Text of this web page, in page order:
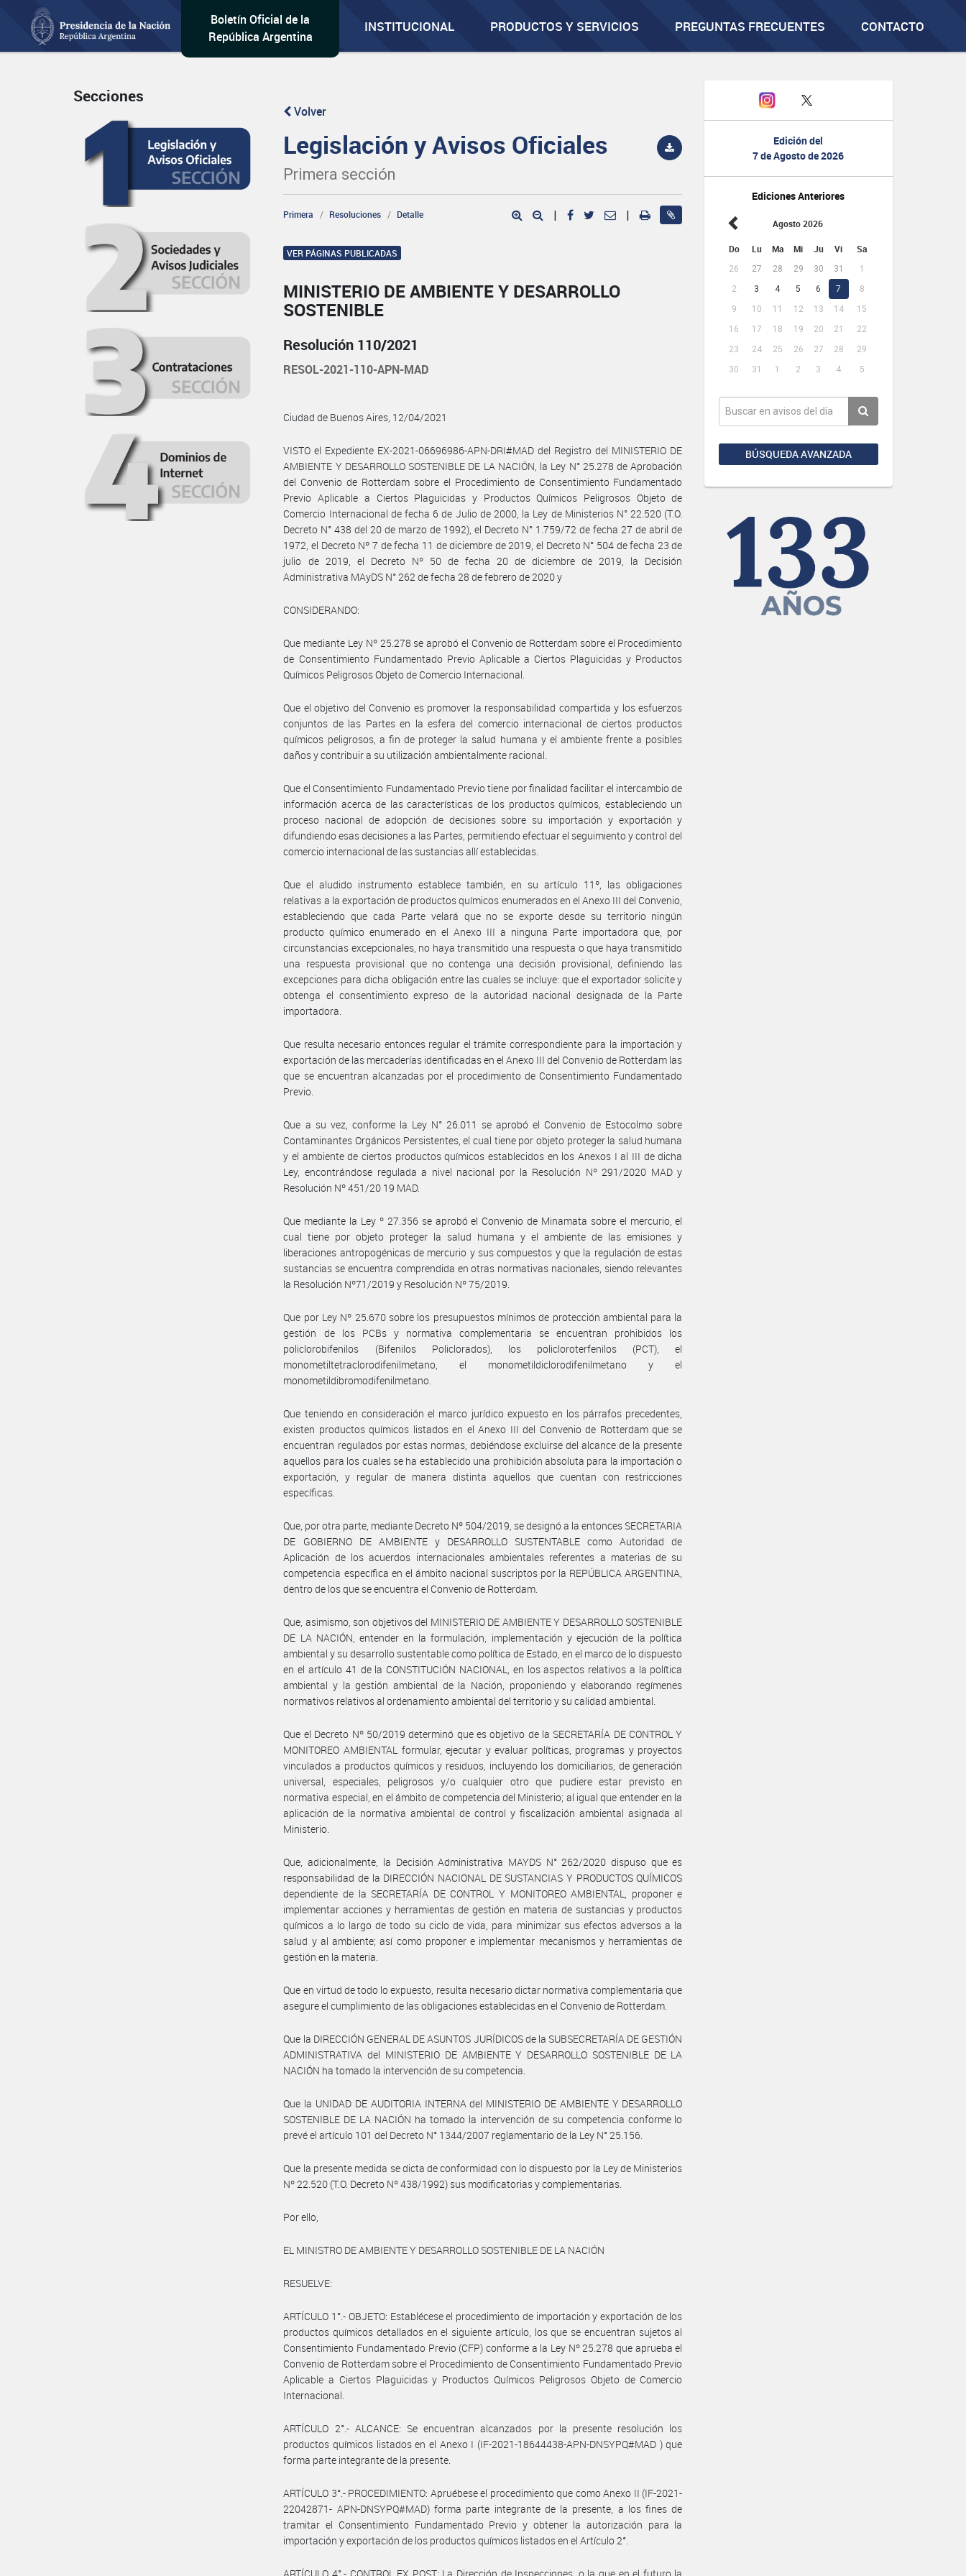
Boletín Oficial de la
República Argentina
INSTITUCIONAL PRODUCTOS Y SERVICIOS PREGUNTAS FRECUENTES CONTACTO
Edición del
7 de Agosto de 2026
Ediciones Anteriores
Agosto 2026
Do Lu Ma Mi Ju Vi Sa
26 27 28 29 30 31
1
2
3 4 5 6 7
8
9
10 11 12 13 14
15
16
17 18 19 20 21
22
23
24 25 26 27 28
29
30
31 1 2 3 4 5
BÚSQUEDA AVANZADA
Secciones
Volver
Legislación y Avisos Oficiales
Primera sección
Primera Resoluciones Detalle | |
VER PÁGINAS PUBLICADAS
MINISTERIO DE AMBIENTE Y DESARROLLO
SOSTENIBLE
Resolución 110/2021
RESOL-2021-110-APN-MAD
Ciudad de Buenos Aires, 12/04/2021
VISTO el Expediente EX-2021-06696986-APN-DRI#MAD del Registro del MINISTERIO DE
AMBIENTE Y DESARROLLO SOSTENIBLE DE LA NACIÓN, la Ley N° 25.278 de Aprobación
del Convenio de Rotterdam sobre el Procedimiento de Consentimiento Fundamentado
Previo Aplicable a Ciertos Plaguicidas y Productos Químicos Peligrosos Objeto de
Comercio Internacional de fecha 6 de Julio de 2000, la Ley de Ministerios N° 22.520 (T.O.
Decreto N° 438 del 20 de marzo de 1992), el Decreto N° 1.759/72 de fecha 27 de abril de
1972, el Decreto Nº 7 de fecha 11 de diciembre de 2019, el Decreto N° 504 de fecha 23 de
julio de 2019, el Decreto Nº 50 de fecha 20 de diciembre de 2019, la Decisión
Administrativa MAyDS N° 262 de fecha 28 de febrero de 2020 y
CONSIDERANDO:
Que mediante Ley Nº 25.278 se aprobó el Convenio de Rotterdam sobre el Procedimiento
de Consentimiento Fundamentado Previo Aplicable a Ciertos Plaguicidas y Productos
Químicos Peligrosos Objeto de Comercio Internacional.
Que el objetivo del Convenio es promover la responsabilidad compartida y los esfuerzos
conjuntos de las Partes en la esfera del comercio internacional de ciertos productos
químicos peligrosos, a fin de proteger la salud humana y el ambiente frente a posibles
daños y contribuir a su utilización ambientalmente racional.
Que el Consentimiento Fundamentado Previo tiene por finalidad facilitar el intercambio de
información acerca de las características de los productos químicos, estableciendo un
proceso nacional de adopción de decisiones sobre su importación y exportación y
difundiendo esas decisiones a las Partes, permitiendo efectuar el seguimiento y control del
comercio internacional de las sustancias allí establecidas.
Que el aludido instrumento establece también, en su artículo 11º, las obligaciones
relativas a la exportación de productos químicos enumerados en el Anexo III del Convenio,
estableciendo que cada Parte velará que no se exporte desde su territorio ningún
producto químico enumerado en el Anexo III a ninguna Parte importadora que, por
circunstancias excepcionales, no haya transmitido una respuesta o que haya transmitido
una respuesta provisional que no contenga una decisión provisional, definiendo las
excepciones para dicha obligación entre las cuales se incluye: que el exportador solicite y
obtenga el consentimiento expreso de la autoridad nacional designada de la Parte
importadora.
Que resulta necesario entonces regular el trámite correspondiente para la importación y
exportación de las mercaderías identificadas en el Anexo III del Convenio de Rotterdam las
que se encuentran alcanzadas por el procedimiento de Consentimiento Fundamentado
Previo.
Que a su vez, conforme la Ley N° 26.011 se aprobó el Convenio de Estocolmo sobre
Contaminantes Orgánicos Persistentes, el cual tiene por objeto proteger la salud humana
y el ambiente de ciertos productos químicos establecidos en los Anexos I al III de dicha
Ley, encontrándose regulada a nivel nacional por la Resolución Nº 291/2020 MAD y
Resolución Nº 451/20 19 MAD.
Que mediante la Ley º 27.356 se aprobó el Convenio de Minamata sobre el mercurio, el
cual tiene por objeto proteger la salud humana y el ambiente de las emisiones y
liberaciones antropogénicas de mercurio y sus compuestos y que la regulación de estas
sustancias se encuentra comprendida en otras normativas nacionales, siendo relevantes
la Resolución Nº71/2019 y Resolución Nº 75/2019.
Que por Ley Nº 25.670 sobre los presupuestos mínimos de protección ambiental para la
gestión de los PCBs y normativa complementaria se encuentran prohibidos los
policlorobifenilos (Bifenilos Policlorados), los policloroterfenilos (PCT), el
monometiltetraclorodifenilmetano, el monometildiclorodifenilmetano y el
monometildibromodifenilmetano.
Que teniendo en consideración el marco jurídico expuesto en los párrafos precedentes,
existen productos químicos listados en el Anexo III del Convenio de Rotterdam que se
encuentran regulados por estas normas, debiéndose excluirse del alcance de la presente
aquellos para los cuales se ha establecido una prohibición absoluta para la importación o
exportación, y regular de manera distinta aquellos que cuentan con restricciones
específicas.
Que, por otra parte, mediante Decreto Nº 504/2019, se designó a la entonces SECRETARIA
DE GOBIERNO DE AMBIENTE y DESARROLLO SUSTENTABLE como Autoridad de
Aplicación de los acuerdos internacionales ambientales referentes a materias de su
competencia específica en el ámbito nacional suscriptos por la REPÚBLICA ARGENTINA,
dentro de los que se encuentra el Convenio de Rotterdam.
Que, asimismo, son objetivos del MINISTERIO DE AMBIENTE Y DESARROLLO SOSTENIBLE
DE LA NACIÓN, entender en la formulación, implementación y ejecución de la política
ambiental y su desarrollo sustentable como política de Estado, en el marco de lo dispuesto
en el artículo 41 de la CONSTITUCIÓN NACIONAL, en los aspectos relativos a la política
ambiental y la gestión ambiental de la Nación, proponiendo y elaborando regímenes
normativos relativos al ordenamiento ambiental del territorio y su calidad ambiental.
Que el Decreto Nº 50/2019 determinó que es objetivo de la SECRETARÍA DE CONTROL Y
MONITOREO AMBIENTAL formular, ejecutar y evaluar políticas, programas y proyectos
vinculados a productos químicos y residuos, incluyendo los domiciliarios, de generación
universal, especiales, peligrosos y/o cualquier otro que pudiere estar previsto en
normativa especial, en el ámbito de competencia del Ministerio; al igual que entender en la
aplicación de la normativa ambiental de control y fiscalización ambiental asignada al
Ministerio.
Que, adicionalmente, la Decisión Administrativa MAYDS N° 262/2020 dispuso que es
responsabilidad de la DIRECCIÓN NACIONAL DE SUSTANCIAS Y PRODUCTOS QUÍMICOS
dependiente de la SECRETARÍA DE CONTROL Y MONITOREO AMBIENTAL, proponer e
implementar acciones y herramientas de gestión en materia de sustancias y productos
químicos a lo largo de todo su ciclo de vida, para minimizar sus efectos adversos a la
salud y al ambiente; así como proponer e implementar mecanismos y herramientas de
gestión en la materia.
Que en virtud de todo lo expuesto, resulta necesario dictar normativa complementaria que
asegure el cumplimiento de las obligaciones establecidas en el Convenio de Rotterdam.
Que la DIRECCIÓN GENERAL DE ASUNTOS JURÍDICOS de la SUBSECRETARÍA DE GESTIÓN
ADMINISTRATIVA del MINISTERIO DE AMBIENTE Y DESARROLLO SOSTENIBLE DE LA
NACIÓN ha tomado la intervención de su competencia.
Que la UNIDAD DE AUDITORIA INTERNA del MINISTERIO DE AMBIENTE Y DESARROLLO
SOSTENIBLE DE LA NACIÓN ha tomado la intervención de su competencia conforme lo
prevé el artículo 101 del Decreto N° 1344/2007 reglamentario de la Ley N° 25.156.
Que la presente medida se dicta de conformidad con lo dispuesto por la Ley de Ministerios
Nº 22.520 (T.O. Decreto Nº 438/1992) sus modificatorias y complementarias.
Por ello,
EL MINISTRO DE AMBIENTE Y DESARROLLO SOSTENIBLE DE LA NACIÓN
RESUELVE:
ARTÍCULO 1°.- OBJETO: Establécese el procedimiento de importación y exportación de los
productos químicos detallados en el siguiente artículo, los que se encuentran sujetos al
Consentimiento Fundamentado Previo (CFP) conforme a la Ley Nº 25.278 que aprueba el
Convenio de Rotterdam sobre el Procedimiento de Consentimiento Fundamentado Previo
Aplicable a Ciertos Plaguicidas y Productos Químicos Peligrosos Objeto de Comercio
Internacional.
ARTÍCULO 2°.- ALCANCE: Se encuentran alcanzados por la presente resolución los
productos químicos listados en el Anexo I (IF-2021-18644438-APN-DNSYPQ#MAD ) que
forma parte integrante de la presente.
ARTÍCULO 3°.- PROCEDIMIENTO: Apruébese el procedimiento que como Anexo II (IF-2021-
22042871- APN-DNSYPQ#MAD) forma parte integrante de la presente, a los fines de
tramitar el Consentimiento Fundamentado Previo y obtener la autorización para la
importación y exportación de los productos químicos listados en el Artículo 2°.